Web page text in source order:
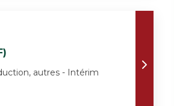
autres - Intérim